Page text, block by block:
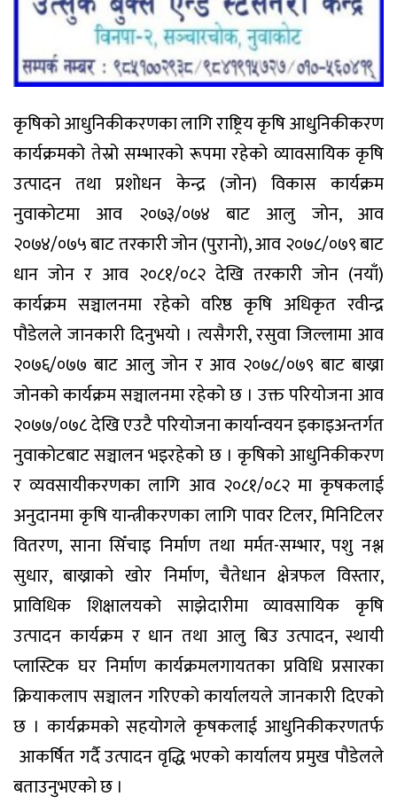
कृषिको आधुनिकीकरणका लागि राष्ट्रिय कृषि आधुनिकीकरण
कार्यक्रमको तेस्रो सम्भारको रूपमा रहेको व्यावसायिक कृषि
उत्पादन तथा प्रशोधन केन्द्र (जोन) विकास कार्यक्रम
नुवाकोटमा आव २०७३/०७४ बाट आलु जोन, आव
२०७४/०७५ बाट तरकारी जोन (पुरानो), आव २०७८/०७९ बाट
धान जोन र आव २०८१/०८२ देखि तरकारी जोन (नयाँ)
कार्यक्रम सञ्चालनमा रहेको वरिष्ठ कृषि अधिकृत रवीन्द्र
पौडेलले जानकारी दिनुभयो । त्यसैगरी, रसुवा जिल्लामा आव
२०७६/०७७ बाट आलु जोन र आव २०७८/०७९ बाट बाख्रा
जोनको कार्यक्रम सञ्चालनमा रहेको छ । उक्त परियोजना आव
२०७७/०७८ देखि एउटै परियोजना कार्यान्वयन इकाइअन्तर्गत
नुवाकोटबाट सञ्चालन भइरहेको छ । कृषिको आधुनिकीकरण
र व्यवसायीकरणका लागि आव २०८१/०८२ मा कृषकलाई
अनुदानमा कृषि यान्त्रीकरणका लागि पावर टिलर, मिनिटिलर
वितरण, साना सिँचाइ निर्माण तथा मर्मत-सम्भार, पशु नश्ल
सुधार, बाख्राको खोर निर्माण, चैतेधान क्षेत्रफल विस्तार,
प्राविधिक शिक्षालयको साझेदारीमा व्यावसायिक कृषि
उत्पादन कार्यक्रम र धान तथा आलु बिउ उत्पादन, स्थायी
प्लास्टिक घर निर्माण कार्यक्रमलगायतका प्रविधि प्रसारका
क्रियाकलाप सञ्चालन गरिएको कार्यालयले जानकारी दिएको
छ । कार्यक्रमको सहयोगले कृषकलाई आधुनिकीकरणतर्फ
आकर्षित गर्दै उत्पादन वृद्धि भएको कार्यालय प्रमुख पौडेलले
बताउनुभएको छ ।